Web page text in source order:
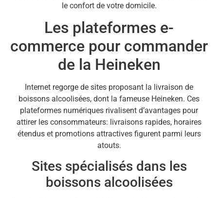
le confort de votre domicile.
Les plateformes e-
commerce pour commander
de la Heineken
Internet regorge de sites proposant la livraison de
boissons alcoolisées, dont la fameuse Heineken. Ces
plateformes numériques rivalisent d’avantages pour
attirer les consommateurs: livraisons rapides, horaires
étendus et promotions attractives figurent parmi leurs
atouts.
Sites spécialisés dans les
boissons alcoolisées